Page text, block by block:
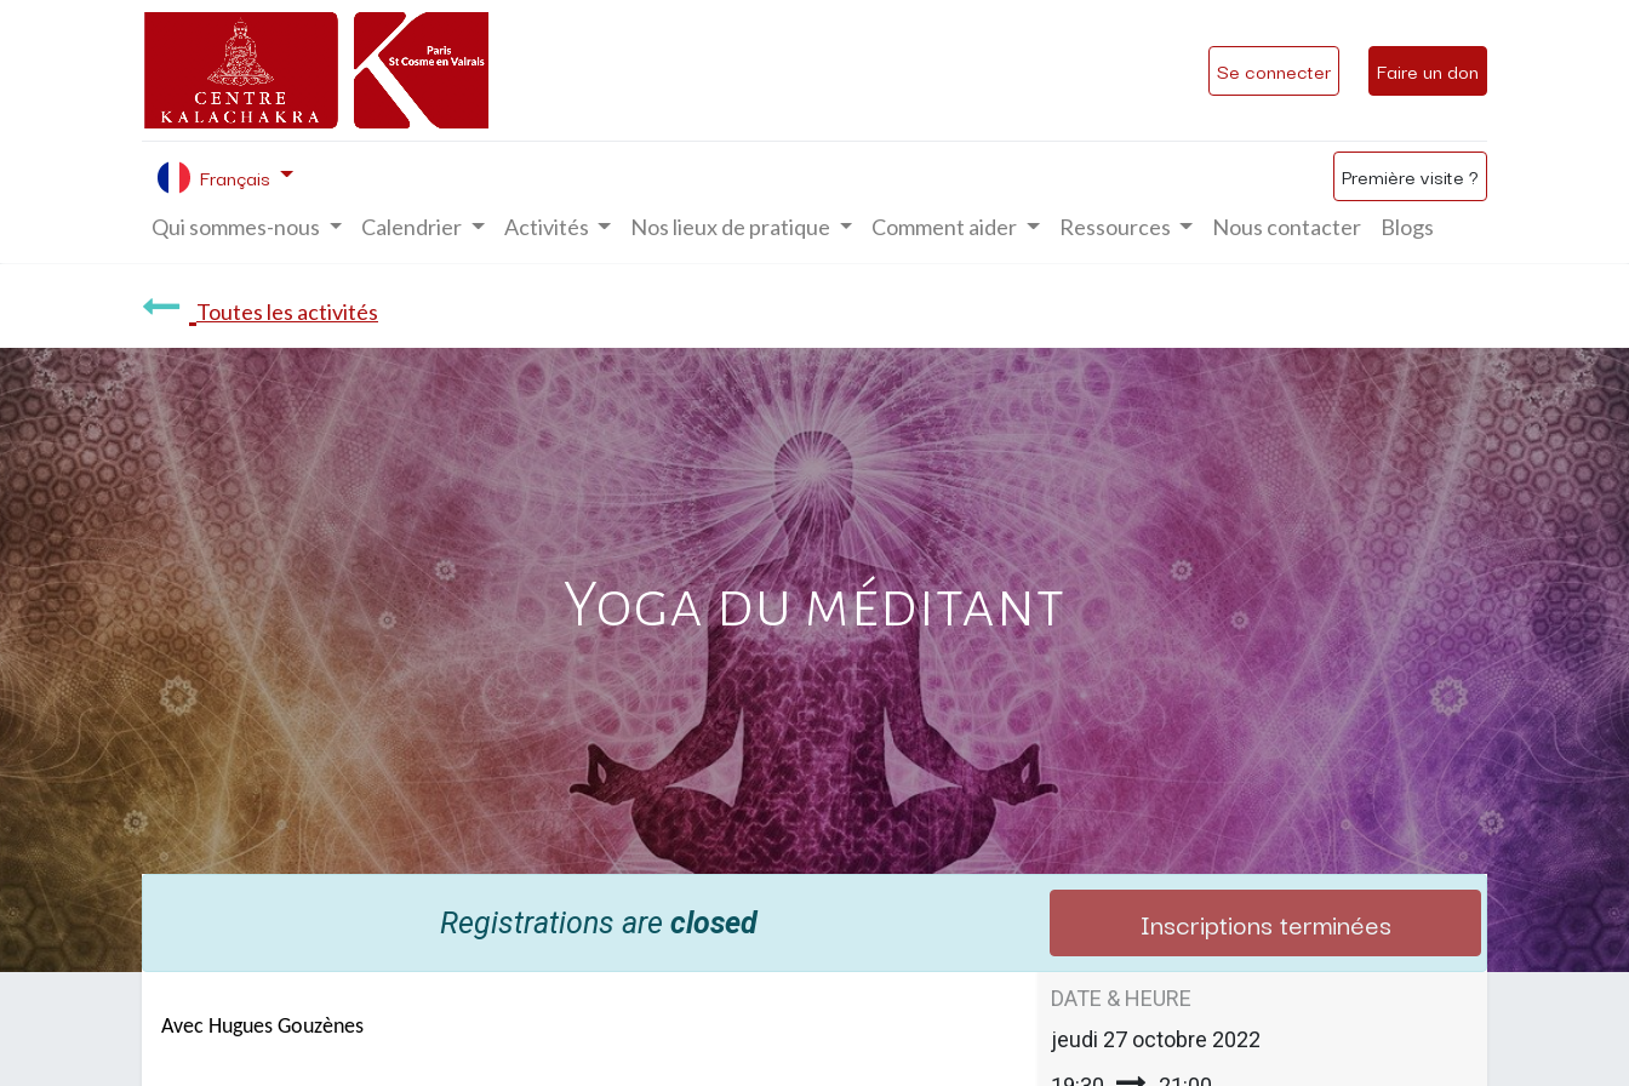
Se connecter Faire un don
Français Première visite ?
Qui sommes-nous Calendrier Activités Nos lieux de pratique Comment aider Ressources Nous contacter Blogs
Toutes les activités
Yoga du méditant
Registrations are closed Inscriptions terminées
Avec Hugues Gouzènes
DATE & HEURE
jeudi 27 octobre 2022